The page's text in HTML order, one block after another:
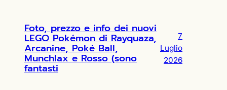
Foto, prezzo e info dei nuovi
LEGO Pokémon di Rayquaza,
Arcanine, Poké Ball,
Munchlax e Rosso (sono
fantasti
7
Luglio
2026